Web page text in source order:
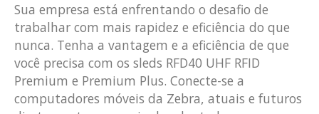
Sua empresa está enfrentando o desafio de
trabalhar com mais rapidez e eficiência do que
nunca. Tenha a vantagem e a eficiência de que
você precisa com os sleds RFD40 UHF RFID
Premium e Premium Plus. Conecte-se a
computadores móveis da Zebra, atuais e futuros